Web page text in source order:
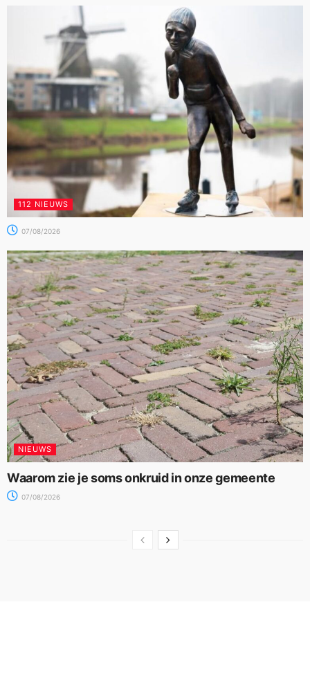
112 NIEUWS
07/08/2026
NIEUWS
Waarom zie je soms onkruid in onze gemeente
07/08/2026